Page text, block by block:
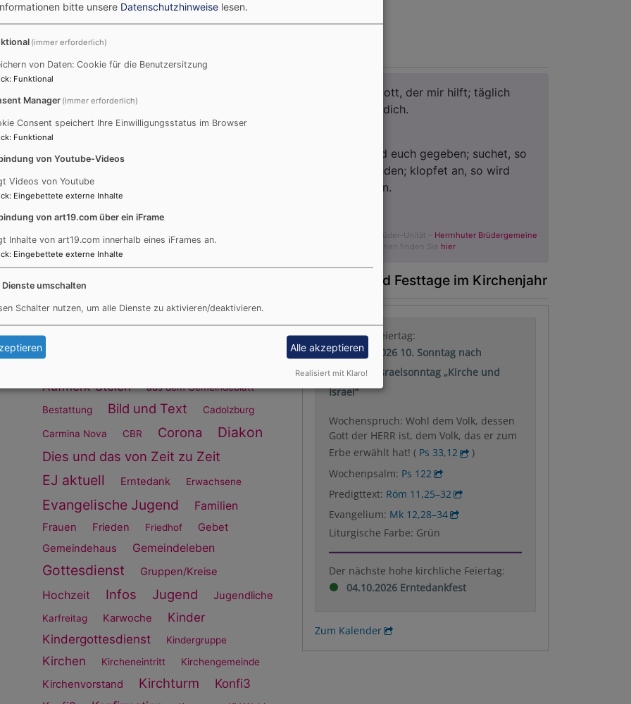
Termine
3
4
10
31
Schlagworte
Advent
Aufmerk-Stelen
aus dem Gemeindeblatt
Bestattung
Bild und Text Cadolzburg
Carmina Nova CBR Corona Diakon
Dies und das von Zeit zu Zeit
EJ aktuell Erntedank Erwachsene
Evangelische Jugend Familien
Frauen Frieden Friedhof
Gebet
Gemeindehaus
Gemeindeleben
Gottesdienst Gruppen/Kreise
Hochzeit Infos Jugend Jugendliche
Karfreitag Karwoche
Kinder
Kindergottesdienst
Kindergruppe
Kirchen Kircheneintritt Kirchengemeinde
Kirchenvorstand Kirchturm Konfi3
Du bist der Gott, der mir hilft; täglich
harre ich auf dich.
Bittet, so wird euch gegeben; suchet, so
werdet ihr finden; klopfet an, so wird
euch aufgetan.
© Evangelische Brüder-Unität – Herrnhuter Brüdergemeine
Weitere Informationen finden Sie hier .
Sonntage und Festtage im Kirchenjahr
Nächster Feiertag:
09.08.2026 10. Sonntag nach
Trinitatis: Israelsonntag „Kirche und
Israel“
Wochenspruch: Wohl dem Volk, dessen
Gott der HERR ist, dem Volk, das er zum
Erbe erwählt hat! ( Ps 33,12
)
Wochenpsalm: Ps 122
Predigttext: Röm 11,25–32
Evangelium: Mk 12,28–34
Liturgische Farbe: Grün
Der nächste hohe kirchliche Feiertag:
04.10.2026 Erntedankfest
Zum Kalender
bitte unsere Datenschutzhinweise lesen.
(immer erforderlich)
von Daten: Cookie für die Benutzersitzung
: Funktional
Manager (immer erforderlich)
Consent speichert Ihre Einwilligungsstatus im Browser
: Funktional
von Youtube-Videos
Videos von Youtube
: Eingebettete externe Inhalte
von art19.com über ein iFrame
Inhalte von art19.com innerhalb eines iFrames an.
: Eingebettete externe Inhalte
Dienste umschalten
Schalter nutzen, um alle Dienste zu aktivieren/deaktivieren.
Alle akzeptieren
Realisiert mit Klaro!